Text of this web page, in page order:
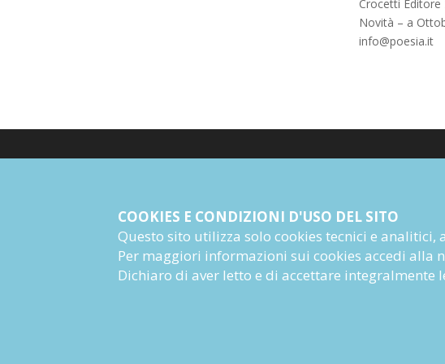
Crocetti Editore
Novità – a
info@poesia.it
PI 04628780969
Informazioni Societarie
COOKIES E CONDIZIONI D'USO DEL SITO
Questo sito utilizza solo cookies tecnici e
Per maggiori informazioni sui cookies accedi alla
Dichiaro di aver letto e di accettare integralmente